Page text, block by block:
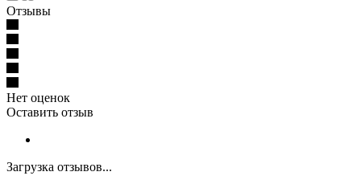
Отзывы
Нет оценок
Оставить отзыв
Загрузка отзывов...